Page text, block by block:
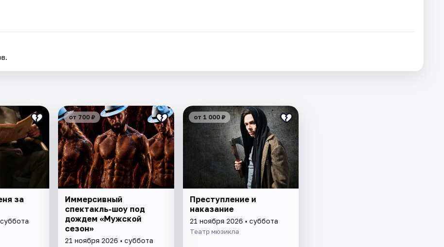
за
от 700 ₽
Иммерсивный
спектакль-шоу под
дождем «Мужской
сезон»
21 ноября 2026 • суббота
от 1 000 ₽
Преступление и
наказание
21 ноября 2026 • суббота
Театр мюзикла